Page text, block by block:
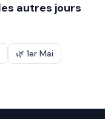
autres jours
🌿 1er Mai